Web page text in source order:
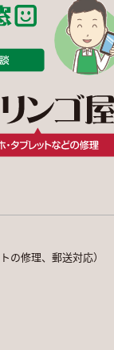
の修理、郵送対応）